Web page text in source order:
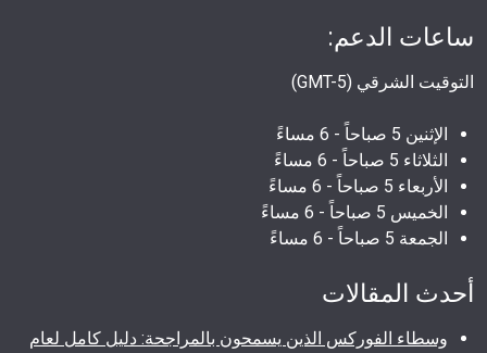
ساعات الدعم:
التوقيت الشرقي (GMT-5)
الإثنين 5 صباحاً - 6 مساءً
الثلاثاء 5 صباحاً - 6 مساءً
الأربعاء 5 صباحاً - 6 مساءً
الخميس 5 صباحاً - 6 مساءً
الجمعة 5 صباحاً - 6 مساءً
أحدث المقالات
وسطاء الفوركس الذين يسمحون بالمراجحة: دليل كامل لعام